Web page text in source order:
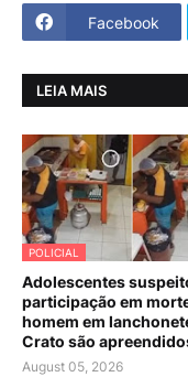
Facebook
LEIA MAIS
POLICIAL
Adolescentes
participação em
homem em
Crato são
August 05, 2026